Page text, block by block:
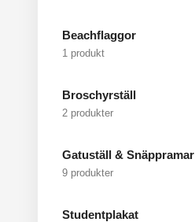
Beachflaggor
1 produkt
Broschyrställ
2 produkter
Gatuställ & Snäppramar
9 produkter
Studentplakat